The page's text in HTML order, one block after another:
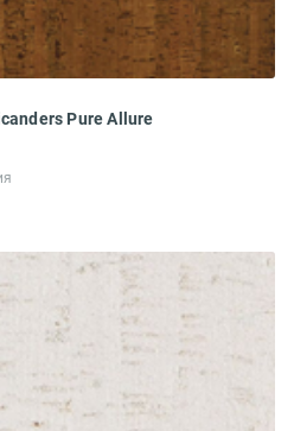
Pure Allure